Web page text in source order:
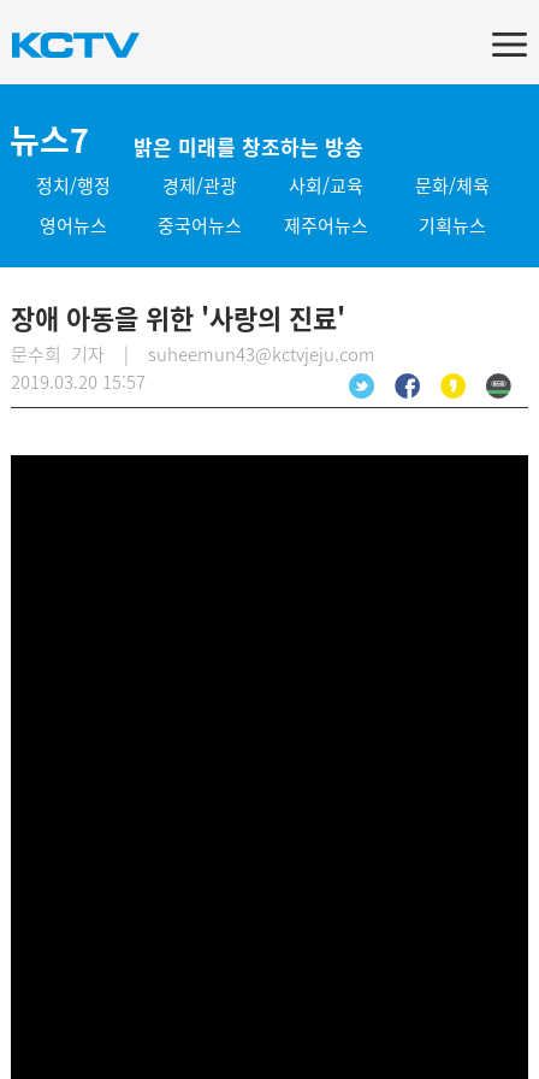
뉴스7 밝은 미래를 창조하는 방송
정치/행정 경제/관광 사회/교육
문화/체육
영어뉴스
중국어뉴스 제주어뉴스 기획뉴스
장애 아동을 위한 '사랑의 진료'
문수희 기자 | suheemun43@kctvjeju.com
2019.03.20 15:57